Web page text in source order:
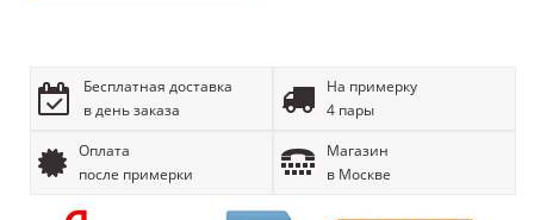
Бесплатная доставка
в день заказа
На примерку
4 пары
Оплата
после примерки
Магазин
в Москве